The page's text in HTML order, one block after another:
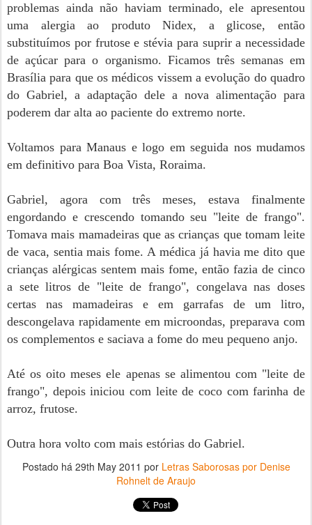
problemas ainda não haviam terminado, ele apresentou
uma alergia ao produto Nidex, a glicose, então
substituímos por frutose e stévia para suprir a necessidade
de açúcar para o organismo. Ficamos três semanas em
Brasília para que os médicos vissem a evolução do quadro
do Gabriel, a adaptação dele a nova alimentação para
poderem dar alta ao paciente do extremo norte.
Voltamos para Manaus e logo em seguida nos mudamos
em definitivo para Boa Vista, Roraima.
Gabriel, agora com três meses, estava finalmente
engordando e crescendo tomando seu "leite de frango".
Tomava mais mamadeiras que as crianças que tomam leite
de vaca, sentia mais fome. A médica já havia me dito que
crianças alérgicas sentem mais fome, então fazia de cinco
a sete litros de "leite de frango", congelava nas doses
certas nas mamadeiras e em garrafas de um litro,
descongelava rapidamente em microondas, preparava com
os complementos e saciava a fome do meu pequeno anjo.
Até os oito meses ele apenas se alimentou com "leite de
frango", depois iniciou com leite de coco com farinha de
arroz, frutose.
Outra hora volto com mais estórias do Gabriel.
Postado há 29th May 2011 por Letras Saborosas por Denise
Rohnelt de Araujo